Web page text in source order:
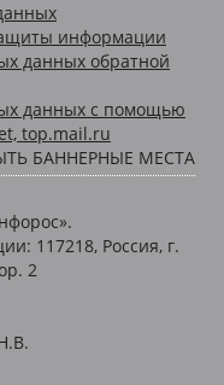
информации
данных обратной
данных с помощью
top.mail.ru
БАННЕРНЫЕ МЕСТА
117218, Россия, г.
2